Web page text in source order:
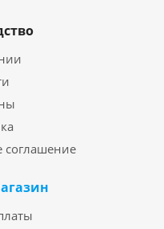
соглашение